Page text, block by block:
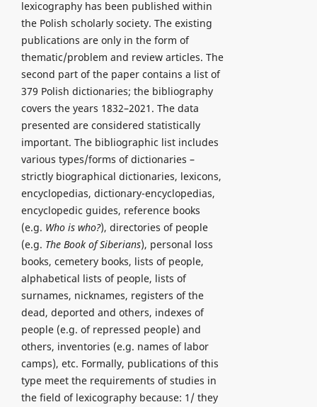
lexicography has been published within
the Polish scholarly society. The existing
publications are only in the form of
thematic/problem and review articles. The
second part of the paper contains a list of
379 Polish dictionaries; the bibliography
covers the years 1832–2021. The data
presented are considered statistically
important. The bibliographic list includes
various types/forms of dictionaries –
strictly biographical dictionaries, lexicons,
encyclopedias, dictionary-encyclopedias,
encyclopedic guides, reference books
(e.g. Who is who?), directories of people
(e.g. The Book of Siberians), personal loss
books, cemetery books, lists of people,
alphabetical lists of people, lists of
surnames, nicknames, registers of the
dead, deported and others, indexes of
people (e.g. of repressed people) and
others, inventories (e.g. names of labor
camps), etc. Formally, publications of this
type meet the requirements of studies in
the field of lexicography because: 1/ they